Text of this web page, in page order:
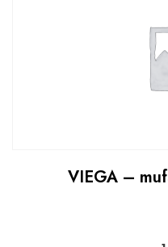
VIEGA –